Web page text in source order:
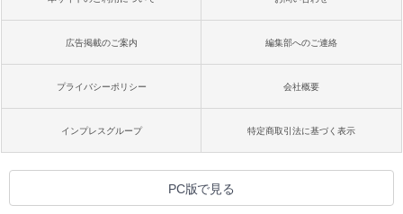
広告掲載のご案内 編集部へのご連絡
プライバシーポリシー 会社概要
インプレスグループ 特定商取引法に基づく表示
PC版で見る